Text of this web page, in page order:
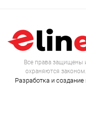
Все права защищены
охраняются законом.
Разработка и